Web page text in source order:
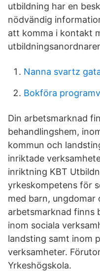
utbildning har en
nödvändig
att komma i kontakt
Nanna svartz
Bokföra
Din arbetsmarknad
behandlingshem,
kommun och
inriktade
inriktning KBT
yrkeskompetens för
med barn, ungdomar
arbetsmarknad finns
inom sociala
landsting samt inom
verksamheter.
Yrkeshögskola.